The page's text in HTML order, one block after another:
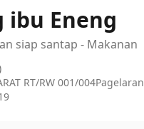
ibu Eneng
siap santap - Makanan
RT/RW 001/004Pagelaran